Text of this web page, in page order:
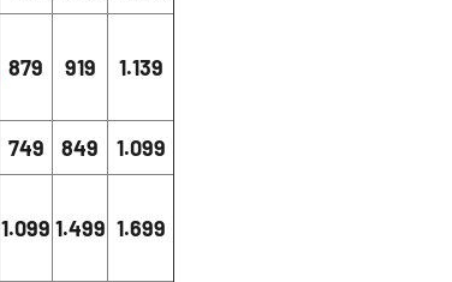
879 919 1.139
749 849 1.099
1.099 1.499 1.699